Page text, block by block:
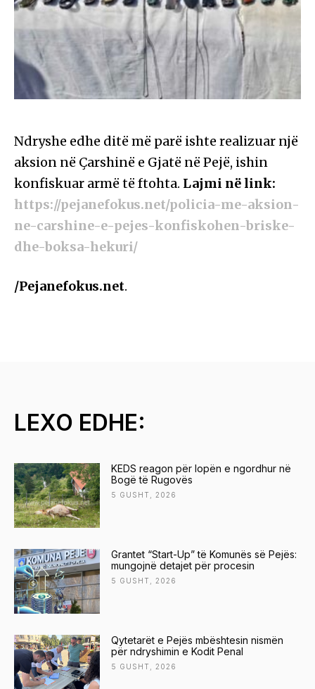
Ndryshe edhe ditë më parë ishte realizuar një
aksion në Çarshinë e Gjatë në Pejë, ishin
konfiskuar armë të ftohta. Lajmi në link:
https://pejanefokus.net/policia-me-aksion-
ne-carshine-e-pejes-konfiskohen-briske-
dhe-boksa-hekuri/
/Pejanefokus.net.
LEXO EDHE:
KEDS reagon për lopën e ngordhur në
Bogë të Rugovës
5 GUSHT, 2026
Grantet “Start-Up” të Komunës së Pejës:
mungojnë detajet për procesin
5 GUSHT, 2026
Qytetarët e Pejës mbështesin nismën
për ndryshimin e Kodit Penal
5 GUSHT, 2026